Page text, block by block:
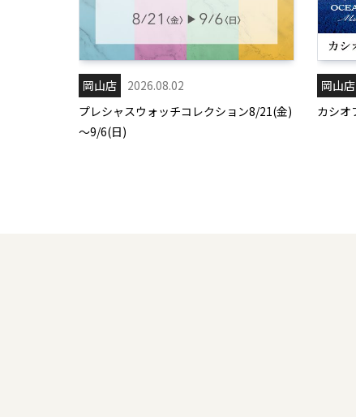
岡山店
2026.08.02
プレシャスウォッチコレクション8/21(金)
～9/6(日)
岡山店
カシオ